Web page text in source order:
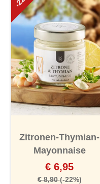
Zitronen-Thymian-
Mayonnaise
€ 6,95
€ 8,90(-22%)